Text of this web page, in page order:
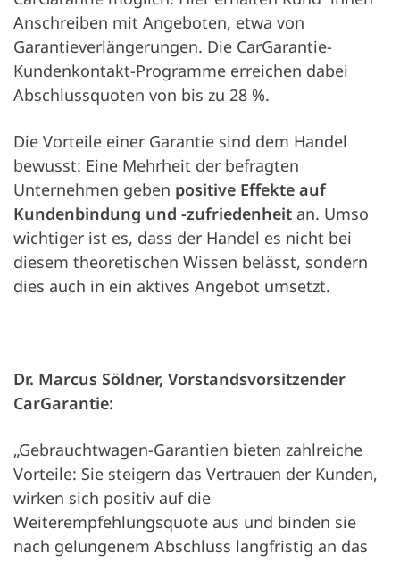
Anschreiben mit Angeboten, etwa von
Garantieverlängerungen. Die CarGarantie-
Kundenkontakt-Programme erreichen dabei
Abschlussquoten von bis zu 28 %.
Die Vorteile einer Garantie sind dem Handel
bewusst: Eine Mehrheit der befragten
Unternehmen geben positive Effekte auf
Kundenbindung und -zufriedenheit an. Umso
wichtiger ist es, dass der Handel es nicht bei
diesem theoretischen Wissen belässt, sondern
dies auch in ein aktives Angebot umsetzt.
Dr. Marcus Söldner, Vorstandsvorsitzender
CarGarantie:
„Gebrauchtwagen-Garantien bieten zahlreiche
Vorteile: Sie steigern das Vertrauen der Kunden,
wirken sich positiv auf die
Weiterempfehlungsquote aus und binden sie
nach gelungenem Abschluss langfristig an das